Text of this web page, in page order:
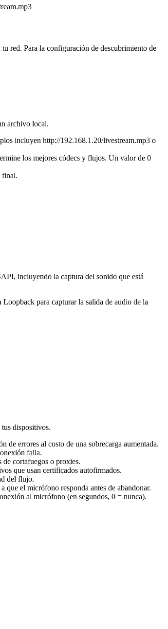
red. Para la configuración de descubrimiento de
archivo local.
incluyen http://192.168.1.20/livestream.mp3 o
los mejores códecs y flujos. Un valor de 0
final.
incluyendo la captura del sonido que está
para capturar la salida de audio de la
tus dispositivos.
de errores al costo de una sobrecarga aumentada.
falla.
de cortafuegos o proxies.
que usan certificados autofirmados.
del flujo.
que el micrófono responda antes de abandonar.
al micrófono (en segundos, 0 = nunca).